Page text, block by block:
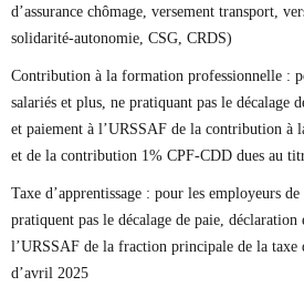
d’assurance chômage, versement transport,
solidarité-autonomie, CSG, CRDS)
Contribution à la formation professionnelle :
salariés et plus, ne pratiquant pas le décalage
et paiement à l’URSSAF de la contribution à
et de la contribution 1% CPF-CDD dues au
Taxe d’apprentissage : pour les employeurs
pratiquent pas le décalage de paie,
l’URSSAF de la fraction principale de la taxe
d’avril 2025